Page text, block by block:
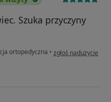
Szuka przyczyny
ortopedyczna • w opinii
zgłoś nadużycie